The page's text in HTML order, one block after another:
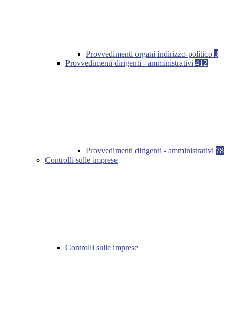
Provvedimenti organi indirizzo-politico 3
Provvedimenti dirigenti - amministrativi 412
Provvedimenti dirigenti - amministrativi 78
Controlli sulle imprese
Controlli sulle imprese